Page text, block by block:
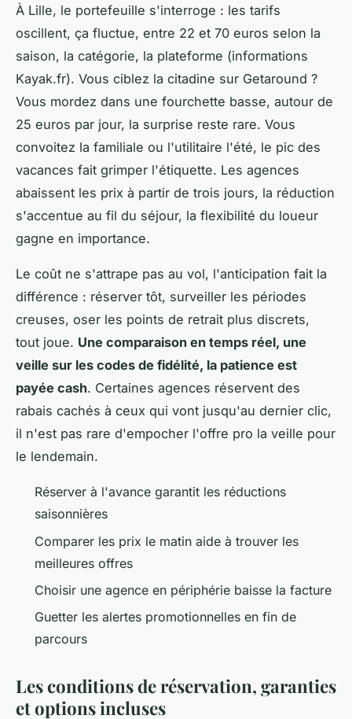
À Lille, le portefeuille s'interroge : les tarifs
oscillent, ça fluctue, entre 22 et 70 euros selon la
saison, la catégorie, la plateforme (informations
Kayak.fr). Vous ciblez la citadine sur Getaround ?
Vous mordez dans une fourchette basse, autour de
25 euros par jour, la surprise reste rare. Vous
convoitez la familiale ou l'utilitaire l'été, le pic des
vacances fait grimper l'étiquette. Les agences
abaissent les prix à partir de trois jours, la réduction
s'accentue au fil du séjour, la flexibilité du loueur
gagne en importance.
Le coût ne s'attrape pas au vol, l'anticipation fait la
différence : réserver tôt, surveiller les périodes
creuses, oser les points de retrait plus discrets,
tout joue. Une comparaison en temps réel, une
veille sur les codes de fidélité, la patience est
payée cash. Certaines agences réservent des
rabais cachés à ceux qui vont jusqu'au dernier clic,
il n'est pas rare d'empocher l'offre pro la veille pour
le lendemain.
Réserver à l'avance garantit les réductions
saisonnières
Comparer les prix le matin aide à trouver les
meilleures offres
Choisir une agence en périphérie baisse la facture
Guetter les alertes promotionnelles en fin de
parcours
Les conditions de réservation, garanties
et options incluses